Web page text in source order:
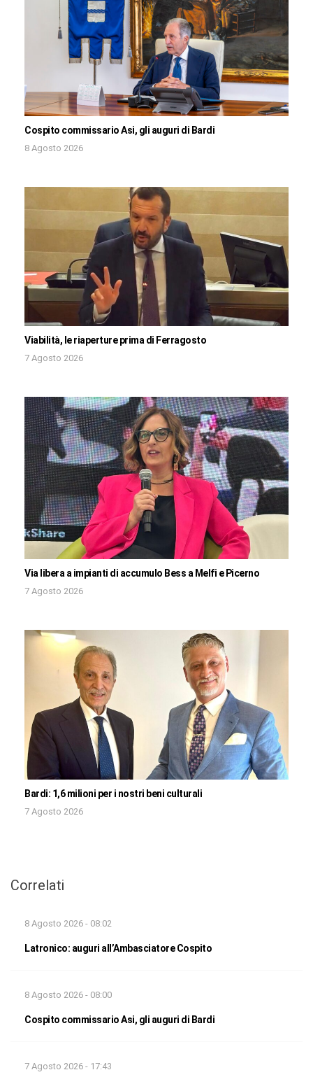
Cospito commissario Asi, gli auguri di Bardi
8 Agosto 2026
Viabilità, le riaperture prima di Ferragosto
7 Agosto 2026
Via libera a impianti di accumulo Bess a Melfi e Picerno
7 Agosto 2026
Bardi: 1,6 milioni per i nostri beni culturali
7 Agosto 2026
Correlati
8 Agosto 2026 - 08:02
Latronico: auguri all’Ambasciatore Cospito
8 Agosto 2026 - 08:00
Cospito commissario Asi, gli auguri di Bardi
7 Agosto 2026 - 17:43